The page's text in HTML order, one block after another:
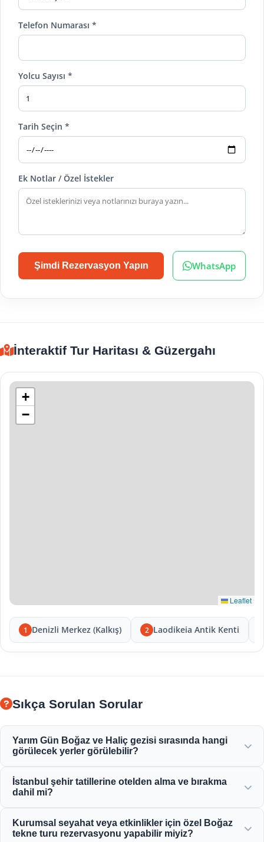
Telefon Numarası *
Yolcu Sayısı *
Tarih Seçin *
Ek Notlar / Özel İstekler
Şimdi Rezervasyon Yapın WhatsApp
İnteraktif Tur Haritası & Güzergahı
+
−
Leaflet
1 Denizli Merkez (Kalkış) 2 Laodikeia Antik Kenti
Sıkça Sorulan Sorular
Yarım Gün Boğaz ve Haliç gezisi sırasında hangi
görülecek yerler görülebilir?
Camii, Rumeli Hisarı ve zarif Osmanlı konaklarının
İstanbul şehir tatillerine otelden alma ve bırakma
dahil mi?
konumdaki otellerden uygun otel alma ve bırakma hizmeti
Kurumsal seyahat veya etkinlikler için özel Boğaz
tekne turu rezervasyonu yapabilir miyiz?